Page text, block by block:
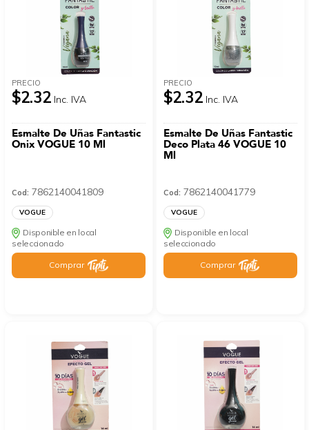
PRECIO
$2.32 Inc. IVA
Esmalte De Uñas Fantastic
Onix VOGUE 10 Ml
Cod: 7862140041809
VOGUE
Disponible en local
seleccionado
Comprar
PRECIO
$2.32 Inc. IVA
Esmalte De Uñas Fantastic
Deco Plata 46 VOGUE 10
Ml
Cod: 7862140041779
VOGUE
Disponible en local
seleccionado
Comprar